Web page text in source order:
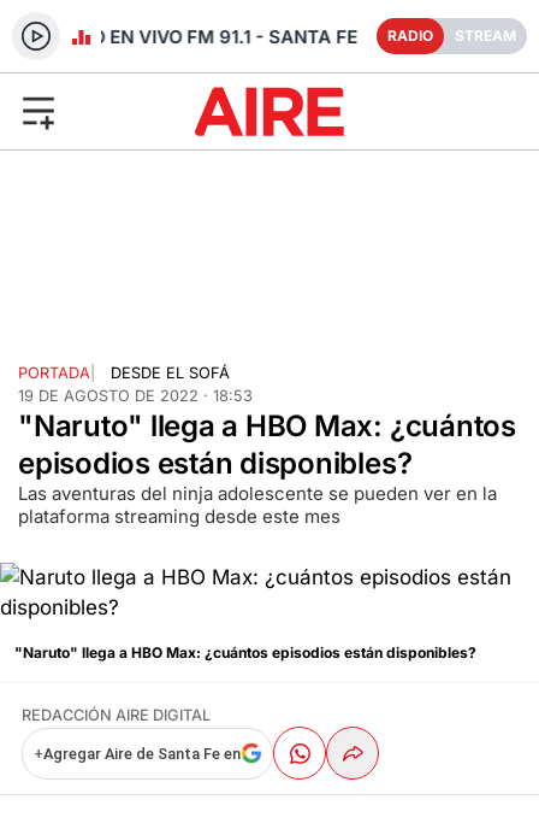
RADIO EN VIVO FM 91.1 - SANTA FE RADIO STREAM
PORTADA
DESDE EL SOFÁ
19 DE AGOSTO DE 2022 · 18:53
"Naruto" llega a HBO Max: ¿cuántos
episodios están disponibles?
Las aventuras del ninja adolescente se pueden ver en la
plataforma streaming desde este mes
"Naruto" llega a HBO Max: ¿cuántos episodios están disponibles?
REDACCIÓN AIRE DIGITAL
+Agregar Aire de Santa Fe en